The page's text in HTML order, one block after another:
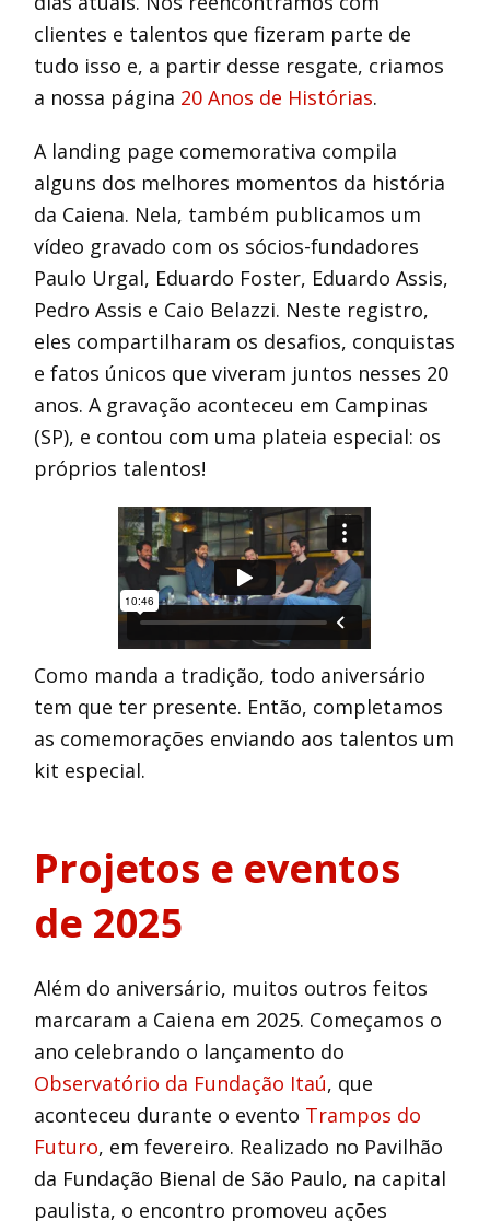
clientes e talentos que fizeram parte de
tudo isso e, a partir desse resgate, criamos
a nossa página 20 Anos de Histórias.
A landing page comemorativa compila
alguns dos melhores momentos da história
da Caiena. Nela, também publicamos um
vídeo gravado com os sócios-fundadores
Paulo Urgal, Eduardo Foster, Eduardo Assis,
Pedro Assis e Caio Belazzi. Neste registro,
eles compartilharam os desafios, conquistas
e fatos únicos que viveram juntos nesses 20
anos. A gravação aconteceu em Campinas
(SP), e contou com uma plateia especial: os
próprios talentos!
Como manda a tradição, todo aniversário
tem que ter presente. Então, completamos
as comemorações enviando aos talentos um
kit especial.
Projetos e eventos
de 2025
Além do aniversário, muitos outros feitos
marcaram a Caiena em 2025. Começamos o
ano celebrando o lançamento do
Observatório da Fundação Itaú, que
aconteceu durante o evento Trampos do
Futuro, em fevereiro. Realizado no Pavilhão
da Fundação Bienal de São Paulo, na capital
paulista, o encontro promoveu ações